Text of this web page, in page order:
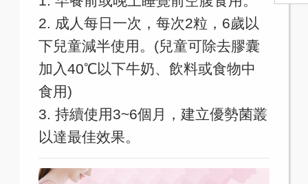
2. 成人每日一次，每次2粒，6歲以
下兒童減半使用。(兒童可除去膠囊
加入40℃以下牛奶、飲料或食物中
食用)
3. 持續使用3~6個月，建立優勢菌叢
以達最佳效果。